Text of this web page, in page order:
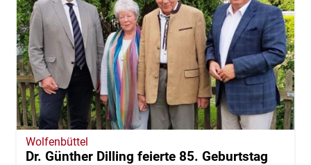
Wolfenbüttel
Dr. Günther Dilling feierte 85. Geburtstag